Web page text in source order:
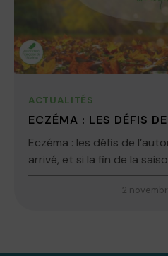
ACTUALITÉS
ECZÉMA : LES DÉFIS
Eczéma : les défis de
arrivé, et si la fin de la
2